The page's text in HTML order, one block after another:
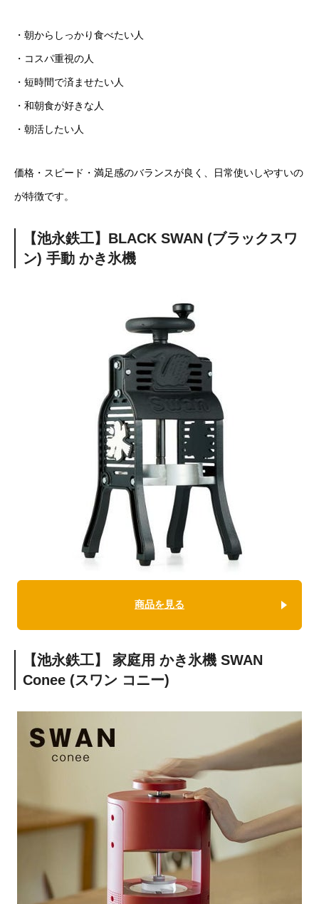
・朝からしっかり食べたい人
・コスパ重視の人
・短時間で済ませたい人
・和朝食が好きな人
・朝活したい人
価格・スピード・満足感のバランスが良く、日常使いしやすいの
が特徴です。
【池永鉄工】BLACK SWAN (ブラックスワ
ン) 手動 かき氷機
商品を見る
【池永鉄工】 家庭用 かき氷機 SWAN
Conee (スワン コニー)